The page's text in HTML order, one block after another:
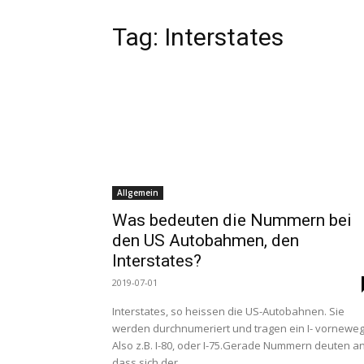
Tag: Interstates
Allgemein
Was bedeuten die Nummern bei
den US Autobahmen, den
Interstates?
2019-07-01
Interstates, so heissen die US-Autobahnen. Sie
werden durchnumeriert und tragen ein I-
Also z.B. I-80, oder I-75.Gerade Nummern deuten